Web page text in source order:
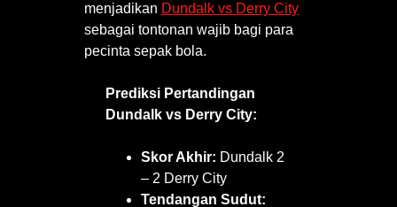
menjadikan Dundalk vs Derry City
sebagai tontonan wajib bagi para
pecinta sepak bola.
Prediksi Pertandingan
Dundalk vs Derry City:
Skor Akhir: Dundalk 2
– 2 Derry City
Tendangan Sudut: